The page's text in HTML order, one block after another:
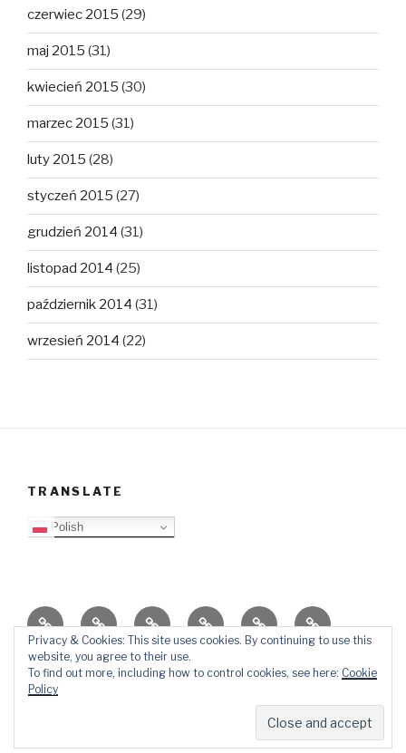
czerwiec 2015 (29)
maj 2015 (31)
kwiecień 2015 (30)
marzec 2015 (31)
luty 2015 (28)
styczeń 2015 (27)
grudzień 2014 (31)
listopad 2014 (25)
październik 2014 (31)
wrzesień 2014 (22)
TRANSLATE
Polish
O
blogu
Top
Lista
Ewangelizacja
Father
Daniel
Video
Blog
PB
KontaktŚlady
Privacy & Cookies: This site uses cookies. By continuing to use this
website, you agree to their use.
To find out more, including how to control cookies, see here: Cookie
Policy